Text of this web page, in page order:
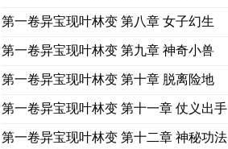
第一卷异宝现叶林变 第八章 女子幻生
第一卷异宝现叶林变 第九章 神奇小兽
第一卷异宝现叶林变 第十章 脱离险地
第一卷异宝现叶林变 第十一章 仗义出手
第一卷异宝现叶林变 第十二章 神秘功法